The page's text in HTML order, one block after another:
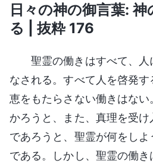
日々の神の御言葉:
る | 抜粋 176
聖霊の働きはすべて、
なされる。すべて人を啓発
恵をもたらさない働きはない
かろうと、また、真理を受け
であろうと、聖霊が何をし
である。しかし、聖霊の働き